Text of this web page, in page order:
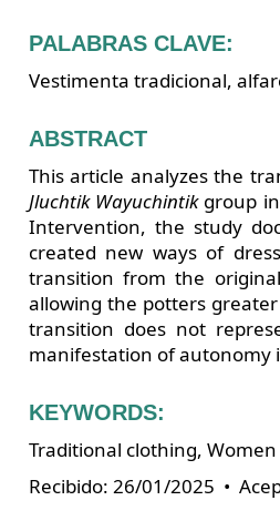
PALABRAS CLAVE:
Vestimenta tradicional,
ABSTRACT
This article analyzes the
Jluchtik Wayuchintikgroup in
Intervention, the study
created new ways of
transition from the
allowing the potters
transition does not
manifestation of autonomy
KEYWORDS:
Traditional clothing,
Recibido: 26/01/2025 •